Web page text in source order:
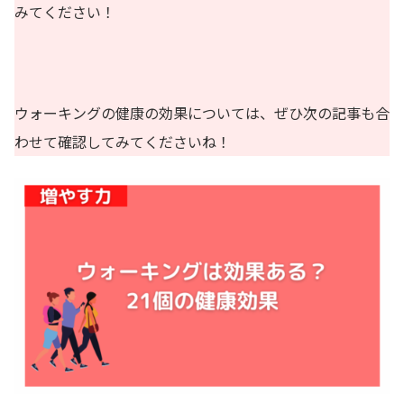
みてください！
ウォーキングの健康の効果については、ぜひ次の記事も合
わせて確認してみてくださいね！